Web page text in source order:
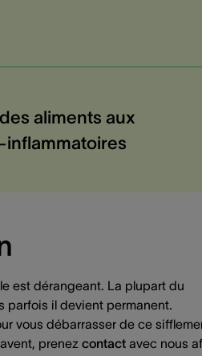
aliments aux
est dérangeant. La plupart du
parfois il devient permanent.
vous débarrasser de ce
prenez contact avec nous